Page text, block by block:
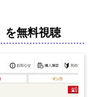
を無料視聴